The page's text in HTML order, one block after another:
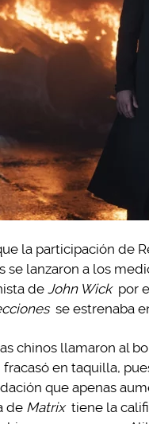
la participación de
se lanzaron a los
de John Wick por
se estrenaba
chinos llamaron al
fracasó en taquilla,
que apenas
de Matrix tiene la